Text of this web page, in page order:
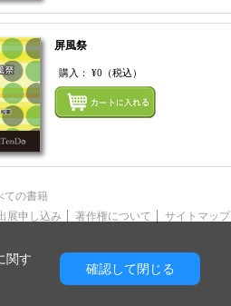
ートにいれる
屏風祭
購入：¥0 （税込）
ての書籍
展申し込み 著作権について サイトマップ
関す
確認して閉じる